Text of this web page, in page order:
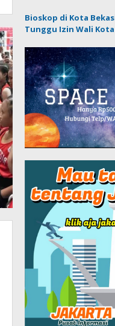
Bioskop di Kota
Tunggu Izin Wali Kota